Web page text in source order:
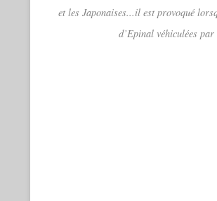
et les Japonaises...il est provoqué
d’Epinal véhiculées